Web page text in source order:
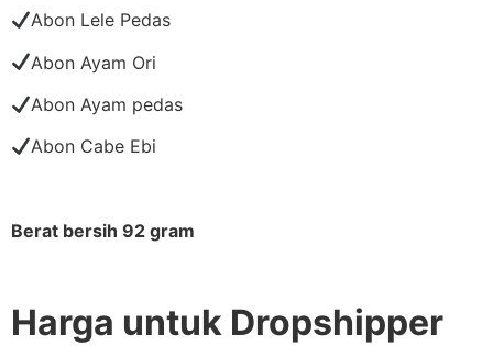
Abon Lele Pedas
Abon Ayam Ori
Abon Ayam pedas
Abon Cabe Ebi
Berat bersih 92 gram
Harga untuk Dropshipper